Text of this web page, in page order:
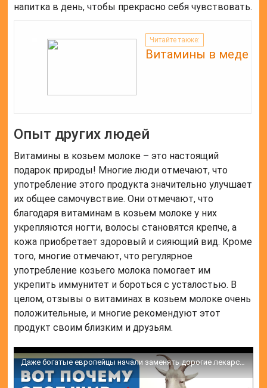
напитка в день, чтобы прекрасно себя чувствовать.
Читайте также:
Витамины в меде
Опыт других людей
Витамины в козьем молоке – это настоящий
подарок природы! Многие люди отмечают, что
употребление этого продукта значительно улучшает
их общее самочувствие. Они отмечают, что
благодаря витаминам в козьем молоке у них
укрепляются ногти, волосы становятся крепче, а
кожа приобретает здоровый и сияющий вид. Кроме
того, многие отмечают, что регулярное
употребление козьего молока помогает им
укрепить иммунитет и бороться с усталостью. В
целом, отзывы о витаминах в козьем молоке очень
положительные, и многие рекомендуют этот
продукт своим близким и друзьям.
Даже богатые европейцы начали заменять дорогие лекарства козьим жиром